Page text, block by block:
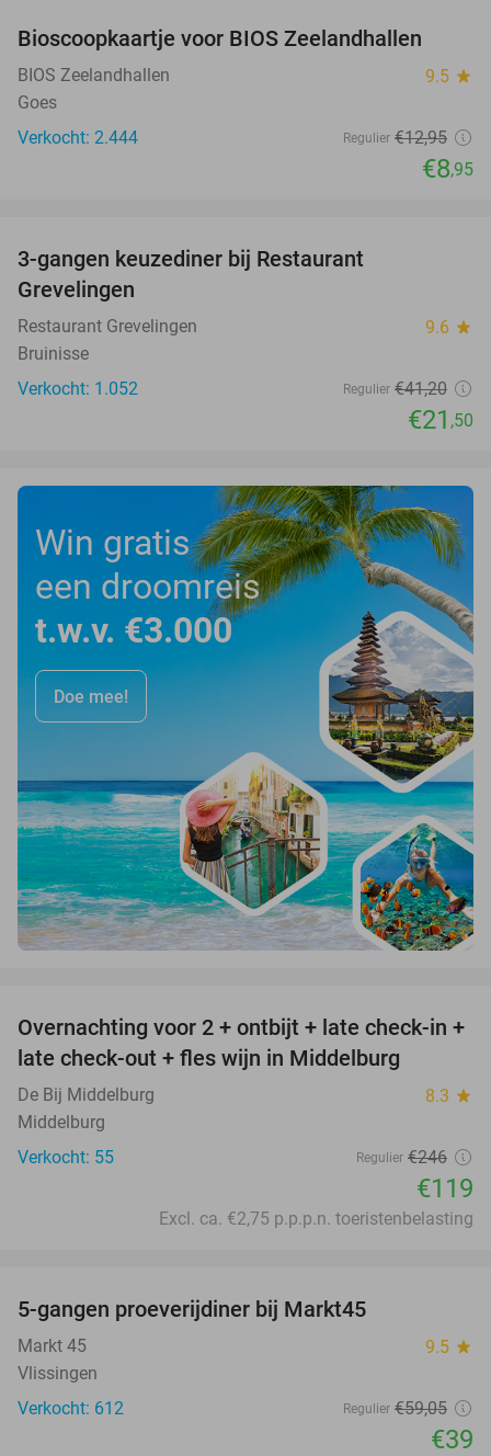
Bioscoopkaartje voor BIOS Zeelandhallen
BIOS Zeelandhallen 9.5 star
Goes
Verkocht: 2.444
Regulier €12,95
€8,95
3-gangen keuzediner bij Restaurant
Grevelingen
Restaurant Grevelingen 9.6 star
Bruinisse
Verkocht: 1.052
Regulier €41,20
€21 ,50
Win gratis
een droomreis
t.w.v. €3.000
Doe mee!
52%
Overnachting voor 2 + ontbijt + late check-in +
late check-out + fles wijn in Middelburg
De Bij Middelburg 8.3 star
Middelburg
Verkocht: 55
Regulier €246
€119
Excl. ca. €2,75 p.p.p.n. toeristenbelasting
5-gangen proeverijdiner bij Markt45
Markt 45 9.5 star
Vlissingen
Verkocht: 612
Regulier €59,05
€39